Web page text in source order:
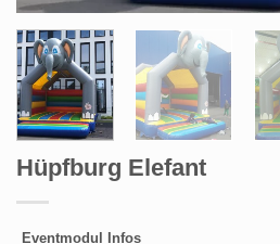
Hüpfburg Elefant
Eventmodul Infos